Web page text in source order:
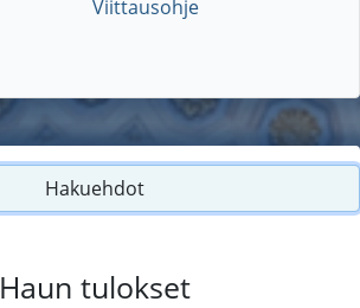
Viittausohje
Hakuehdot
Haun tulokset